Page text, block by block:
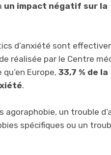
un impact négatif sur la
d’anxiété sont
réalisée par le Centre
Europe, 33,7 % de la
.
agoraphobie, un trouble
spécifiques ou un